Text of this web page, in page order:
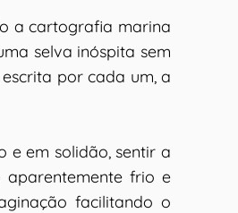
a cartografia marina
selva inóspita sem
por cada um, a
e em solidão, sentir a
frio e
facilitando o